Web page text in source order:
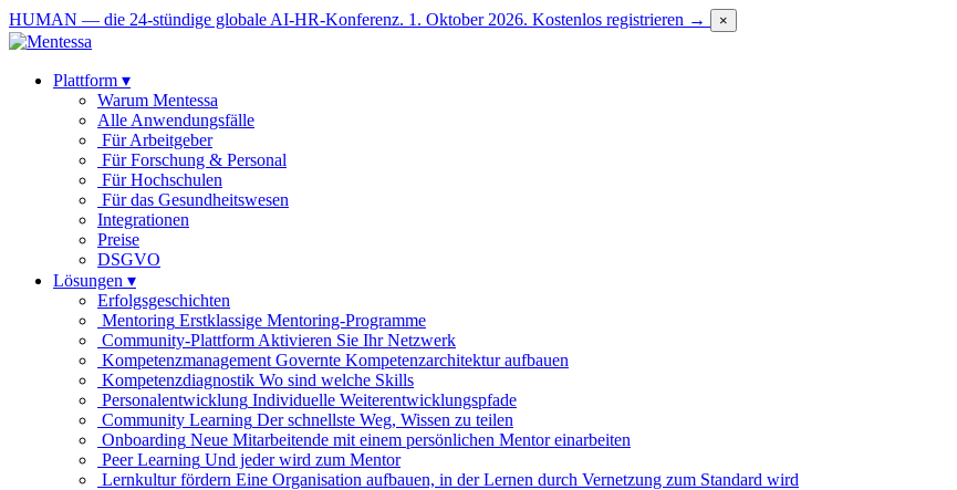
HUMAN — die 24-stündige globale AI-HR-Konferenz. 1. Oktober 2026. Kostenlos registrieren → ×
Plattform ▾
Warum Mentessa
Alle Anwendungsfälle
Für Arbeitgeber
Für Forschung & Personal
Für Hochschulen
Für das Gesundheitswesen
Integrationen
Preise
DSGVO
Lösungen ▾
Erfolgsgeschichten
Mentoring Erstklassige Mentoring-Programme
Community-Plattform Aktivieren Sie Ihr Netzwerk
Kompetenzmanagement Governte Kompetenzarchitektur aufbauen
Kompetenzdiagnostik Wo sind welche Skills
Personalentwicklung Individuelle Weiterentwicklungspfade
Community Learning Der schnellste Weg, Wissen zu teilen
Onboarding Neue Mitarbeitende mit einem persönlichen Mentor einarbeiten
Peer Learning Und jeder wird zum Mentor
Lernkultur fördern Eine Organisation aufbauen, in der Lernen durch Vernetzung zum Standard wird